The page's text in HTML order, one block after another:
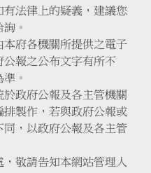
法律上的疑義，建議您
。
府各機關所提供之電子
報之公布文字有所不
。
政府公報及各主管機關
製作，若與政府公報或
，以政府公報及各主管
敬請告知本網站管理人